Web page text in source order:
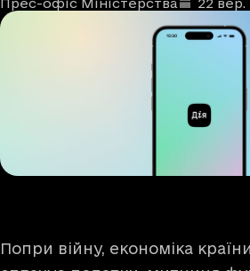
Автори
Дата та час публікації: 22 вер.
Попри війну, економіка